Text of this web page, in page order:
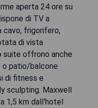
aperta 24 ore su
di TV a
cavo, frigorifero,
di vista
suite offrono anche
o patio/balcone
di fitness e
sculpting. Maxwell
1,5 km dall'hotel